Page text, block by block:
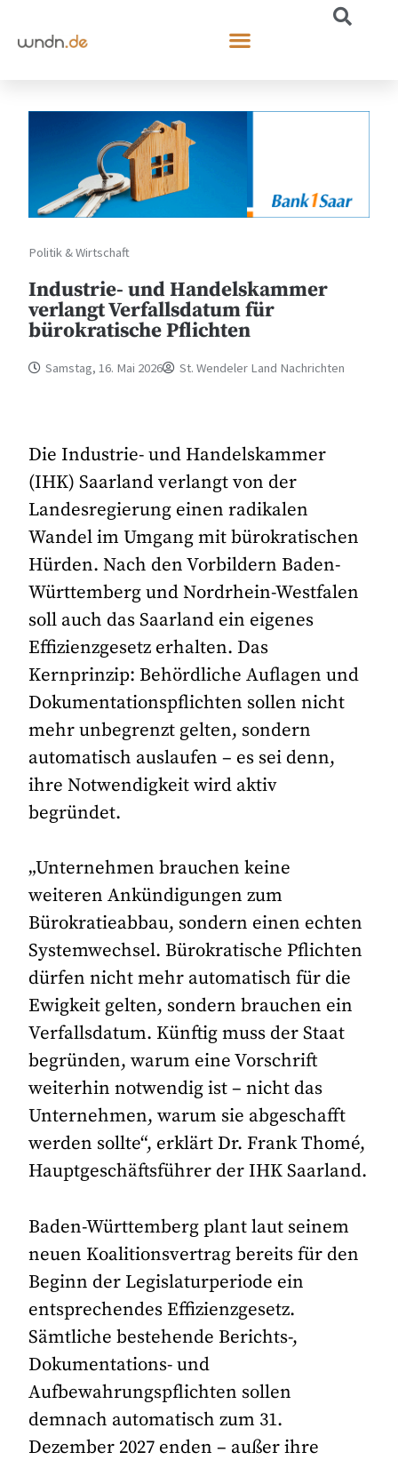
Politik & Wirtschaft
Industrie- und Handelskammer
verlangt Verfallsdatum für
bürokratische Pflichten
Samstag, 16. Mai 2026 St. Wendeler Land Nachrichten
Die Industrie- und Handelskammer
(IHK) Saarland verlangt von der
Landesregierung einen radikalen
Wandel im Umgang mit bürokratischen
Hürden. Nach den Vorbildern Baden-
Württemberg und Nordrhein-Westfalen
soll auch das Saarland ein eigenes
Effizienzgesetz erhalten. Das
Kernprinzip: Behördliche Auflagen und
Dokumentationspflichten sollen nicht
mehr unbegrenzt gelten, sondern
automatisch auslaufen – es sei denn,
ihre Notwendigkeit wird aktiv
begründet.
„Unternehmen brauchen keine
weiteren Ankündigungen zum
Bürokratieabbau, sondern einen echten
Systemwechsel. Bürokratische Pflichten
dürfen nicht mehr automatisch für die
Ewigkeit gelten, sondern brauchen ein
Verfallsdatum. Künftig muss der Staat
begründen, warum eine Vorschrift
weiterhin notwendig ist – nicht das
Unternehmen, warum sie abgeschafft
werden sollte“, erklärt Dr. Frank Thomé,
Hauptgeschäftsführer der IHK Saarland.
Baden-Württemberg plant laut seinem
neuen Koalitionsvertrag bereits für den
Beginn der Legislaturperiode ein
entsprechendes Effizienzgesetz.
Sämtliche bestehende Berichts-,
Dokumentations- und
Aufbewahrungspflichten sollen
demnach automatisch zum 31.
Dezember 2027 enden – außer ihre